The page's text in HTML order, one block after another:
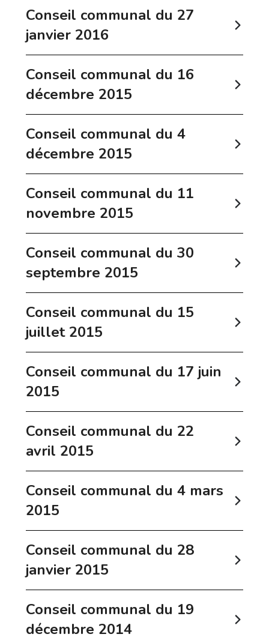
Conseil communal du 27
janvier 2016
Conseil communal du 16
décembre 2015
Conseil communal du 4
décembre 2015
Conseil communal du 11
novembre 2015
Conseil communal du 30
septembre 2015
Conseil communal du 15
juillet 2015
Conseil communal du 17 juin
2015
Conseil communal du 22
avril 2015
Conseil communal du 4 mars
2015
Conseil communal du 28
janvier 2015
Conseil communal du 19
décembre 2014